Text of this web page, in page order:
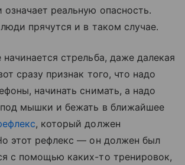
означает реальную опасность.
прячутся и в таком случае.
стрельба, даже далекая
сразу признак того, что надо
начинать снимать, а надо
под мышки и бежать в ближайшее
, который должен
этот рефлекс — он должен был
с помощью каких-то тренировок,